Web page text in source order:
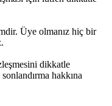
Üye olmanız hiç bir
dikkatle
hakkına